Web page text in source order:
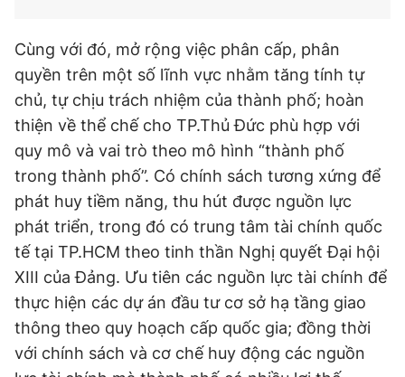
Cùng với đó, mở rộng việc phân cấp, phân
quyền trên một số lĩnh vực nhằm tăng tính tự
chủ, tự chịu trách nhiệm của thành phố; hoàn
thiện về thể chế cho TP.Thủ Đức phù hợp với
quy mô và vai trò theo mô hình “thành phố
trong thành phố”. Có chính sách tương xứng để
phát huy tiềm năng, thu hút được nguồn lực
phát triển, trong đó có trung tâm tài chính quốc
tế tại TP.HCM theo tinh thần Nghị quyết Đại hội
XIII của Đảng. Ưu tiên các nguồn lực tài chính để
thực hiện các dự án đầu tư cơ sở hạ tầng giao
thông theo quy hoạch cấp quốc gia; đồng thời
với chính sách và cơ chế huy động các nguồn